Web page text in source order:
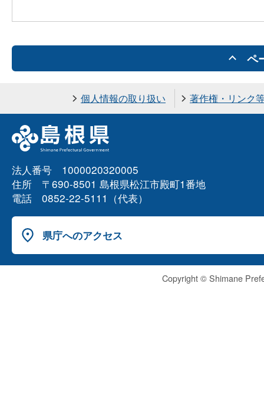
ペ
個人情報の取り扱い 著作権・リンク
法人番号 1000020320005
住所 〒690-8501 島根県松江市殿町1番地
電話 0852-22-5111（代表）
県庁へのアクセス
Copyright © Shimane